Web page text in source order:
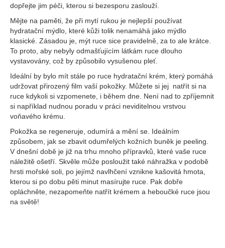
dopřejte jim péči, kterou si bezesporu zaslouží.
Mějte na paměti, že při mytí rukou je nejlepší používat
hydratační mýdlo, které kůži tolik nenamáhá jako mýdlo
klasické. Zásadou je, mýt ruce sice pravidelně, za to ale krátce.
To proto, aby nebyly odmašťujícím látkám ruce dlouho
vystavovány, což by způsobilo vysušenou pleť.
Ideální by bylo mít stále po ruce hydratační krém, který pomáhá
udržovat přirozený film vaší pokožky. Můžete si jej natřít si na
ruce kdykoli si vzpomenete, i během dne. Není nad to zpříjemnit
si například nudnou poradu v práci neviditelnou vrstvou
voňavého krému.
Pokožka se regeneruje, odumírá a mění se. Ideálním
způsobem, jak se zbavit odumřelých kožních buněk je peeling.
V dnešní době je již na trhu mnoho přípravků, které vaše ruce
náležitě ošetří. Skvěle může posloužit také náhražka v podobě
hrsti mořské soli, po jejímž navlhčení vznikne kašovitá hmota,
kterou si po dobu pěti minut masírujte ruce. Pak dobře
opláchněte, nezapomeňte natřít krémem a heboučké ruce jsou
na světě!